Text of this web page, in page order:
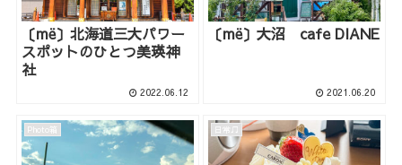
〔më〕北海道三大パワー
スポットのひとつ美瑛神
社
2022.06.12
〔më〕大沼 cafe DIANE
2021.06.20
Photo箱 日常♫